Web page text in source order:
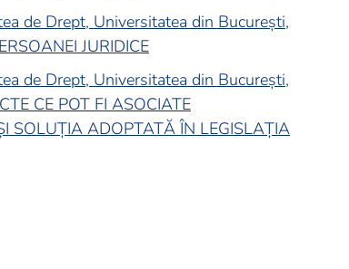
de Drept, Universitatea din București,
JURIDICE
de Drept, Universitatea din București,
CE POT FI ASOCIATE
SOLUȚIA ADOPTATĂ ÎN LEGISLAȚIA